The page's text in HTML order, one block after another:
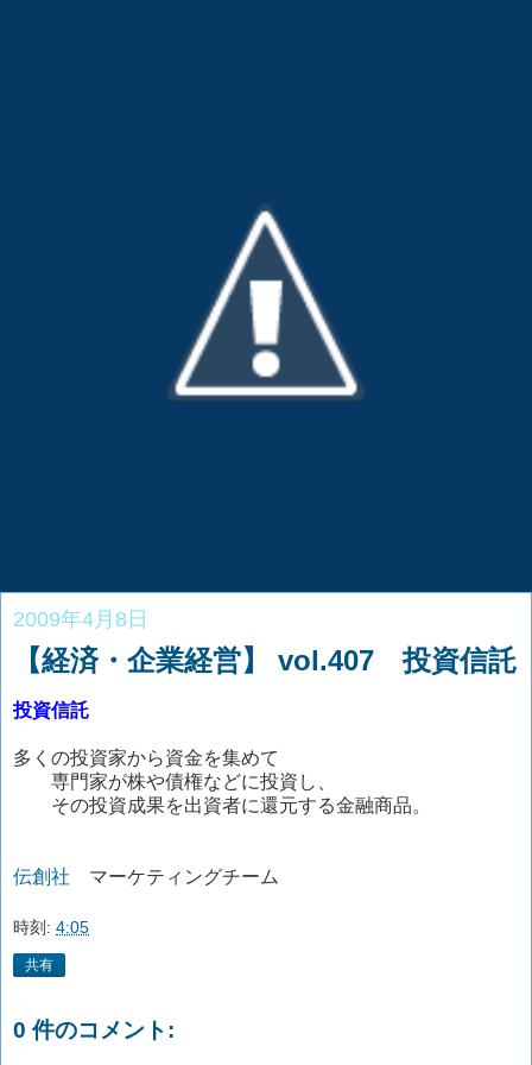
2009年4月8日
【経済・企業経営】 vol.407 投資信託
投資信託
多くの投資家から資金を集めて
専門家が株や債権などに投資し、
その投資成果を出資者に還元する金融商品。
伝創社 マーケティングチーム
時刻: 4:05
共有
0 件のコメント: